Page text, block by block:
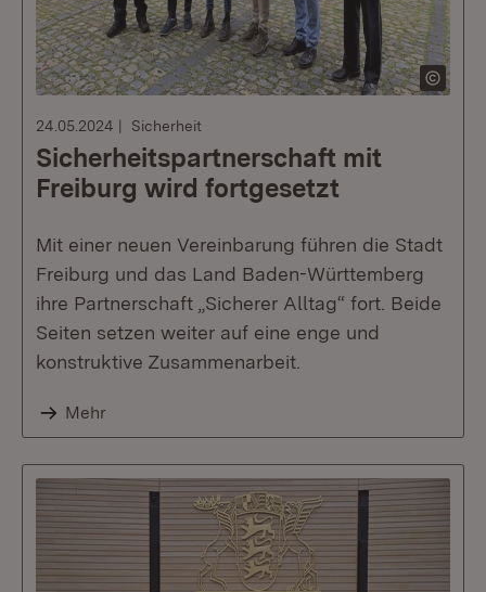
24.05.2024 Sicherheit
Sicherheitspartnerschaft mit
Freiburg wird fortgesetzt
Mit einer neuen Vereinbarung führen die Stadt
Freiburg und das Land Baden-Württemberg
ihre Partnerschaft „Sicherer Alltag“ fort. Beide
Seiten setzen weiter auf eine enge und
konstruktive Zusammenarbeit.
Mehr